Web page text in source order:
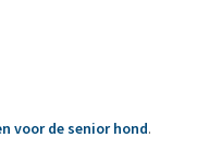
voor de senior hond.